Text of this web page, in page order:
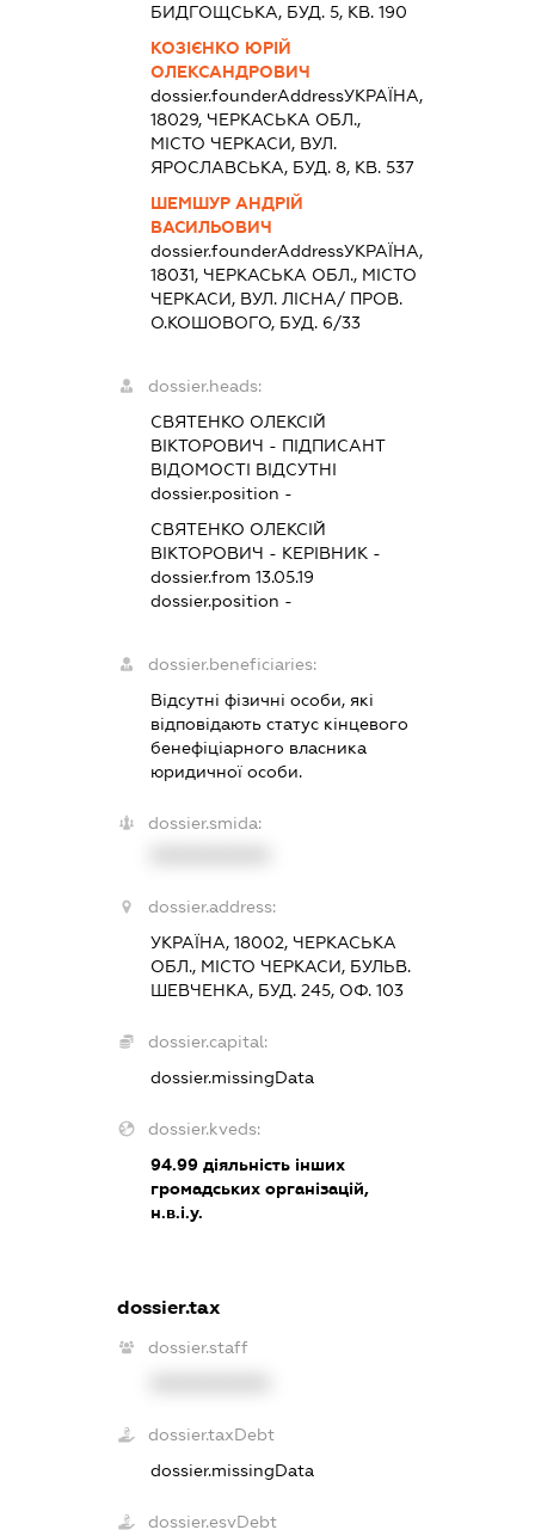
БИДГОЩСЬКА, БУД. 5, КВ. 190
КОЗІЄНКО ЮРІЙ
ОЛЕКСАНДРОВИЧ
dossier.founderAddressУКРАЇНА,
18029, ЧЕРКАСЬКА ОБЛ.,
МІСТО ЧЕРКАСИ, ВУЛ.
ЯРОСЛАВСЬКА, БУД. 8, КВ. 537
ШЕМШУР АНДРІЙ
ВАСИЛЬОВИЧ
dossier.founderAddressУКРАЇНА,
18031, ЧЕРКАСЬКА ОБЛ., МІСТО
ЧЕРКАСИ, ВУЛ. ЛІСНА/ ПРОВ.
О.КОШОВОГО, БУД. 6/33
dossier.heads:
СВЯТЕНКО ОЛЕКСІЙ
ВІКТОРОВИЧ - ПІДПИСАНТ
ВІДОМОСТІ ВІДСУТНІ
dossier.position -
СВЯТЕНКО ОЛЕКСІЙ
ВІКТОРОВИЧ - КЕРІВНИК -
dossier.from 13.05.19
dossier.position -
dossier.beneficiaries:
Відсутні фізичні особи, які
відповідають статус кінцевого
бенефіціарного власника
юридичної особи.
dossier.smida:
dossier.address:
УКРАЇНА, 18002, ЧЕРКАСЬКА
ОБЛ., МІСТО ЧЕРКАСИ, БУЛЬВ.
ШЕВЧЕНКА, БУД. 245, ОФ. 103
dossier.capital:
dossier.missingData
dossier.kveds:
94.99діяльність інших
громадських організацій,
н.в.і.у.
dossier.tax
dossier.staff
dossier.taxDebt
dossier.missingData
dossier.esvDebt